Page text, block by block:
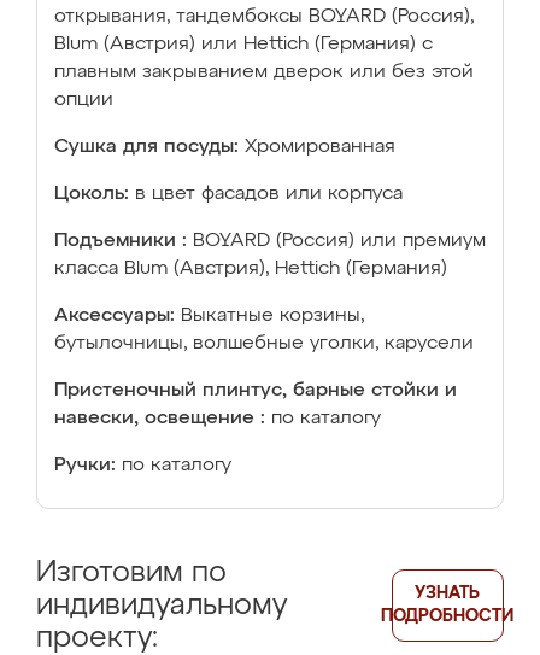
открывания, тандембоксы BOYARD (Россия),
Blum (Австрия) или Hettich (Германия) с
плавным закрыванием дверок или без этой
опции
Сушка для посуды: Хромированная
Цоколь: в цвет фасадов или корпуса
Подъемники : BOYARD (Россия) или премиум
класса Blum (Австрия), Hettich (Германия)
Аксессуары: Выкатные корзины,
бутылочницы, волшебные уголки, карусели
Пристеночный плинтус, барные стойки и
навески, освещение : по каталогу
Ручки: по каталогу
Изготовим по
индивидуальному
проекту:
УЗНАТЬ
ПОДРОБНОСТИ